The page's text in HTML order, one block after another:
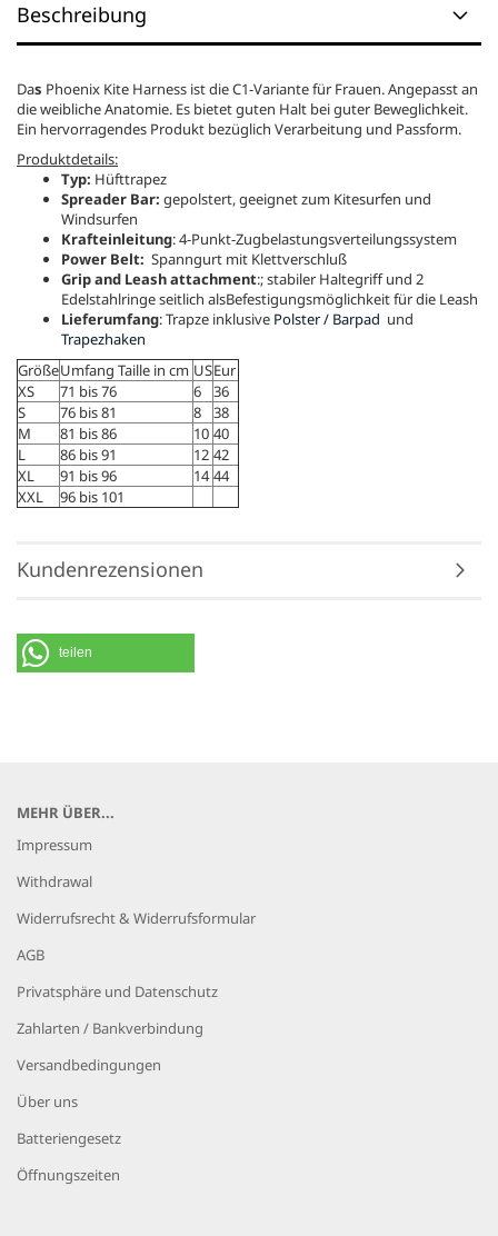
Beschreibung
Das Phoenix Kite Harness ist die C1-Variante für Frauen. Angepasst an
die weibliche Anatomie. Es bietet guten Halt bei guter Beweglichkeit.
Ein hervorragendes Produkt bezüglich Verarbeitung und Passform.
Produktdetails:
Typ: Hüfttrapez
Spreader Bar: gepolstert, geeignet zum Kitesurfen und
Windsurfen
Krafteinleitung: 4-Punkt-Zugbelastungsverteilungssystem
Power Belt: Spanngurt mit Klettverschluß
Grip and Leash attachment:; stabiler Haltegriff und 2
Edelstahlringe seitlich alsBefestigungsmöglichkeit für die Leash
Lieferumfang: Trapze inklusive Polster / Barpad und
Trapezhaken
GrößeUmfang Taille in cm USEur
XS
71 bis 76 6
36
S
76 bis 81 8
38
M
81 bis 86 10 40
L
86 bis 91 12 42
XL
91 bis 96 14 44
XXL
96 bis 101
Kundenrezensionen
teilen
MEHR ÜBER...
Impressum
Withdrawal
Widerrufsrecht & Widerrufsformular
AGB
Privatsphäre und Datenschutz
Zahlarten / Bankverbindung
Versandbedingungen
Über uns
Batteriengesetz
Öffnungszeiten